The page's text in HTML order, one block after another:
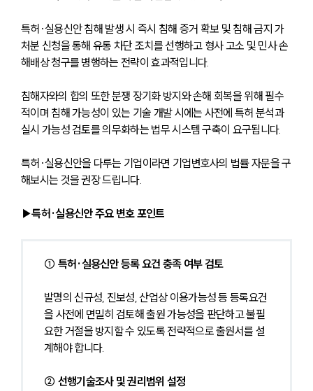
특허·실용신안 침해 발생 시 즉시 침해 증거 확보 및 침해 금지 가
처분 신청을 통해 유통 차단 조치를 선행하고 형사 고소 및 민사 손
해배상 청구를 병행하는 전략이 효과적입니다.
침해자와의 합의 또한 분쟁 장기화 방지와 손해 회복을 위해 필수
적이며 침해 가능성이 있는 기술 개발 시에는 사전에 특허 분석과
실시 가능성 검토를 의무화하는 법무 시스템 구축이 요구됩니다.
특허·실용신안을 다루는 기업이라면 기업변호사의 법률 자문을 구
해보시는 것을 권장 드립니다.
▶특허·실용신안 주요 변호 포인트
① 특허·실용신안 등록 요건 충족 여부 검토
발명의 신규성, 진보성, 산업상 이용가능성 등 등록요건
을 사전에 면밀히 검토해 출원 가능성을 판단하고 불필
요한 거절을 방지할 수 있도록 전략적으로 출원서를 설
계해야 합니다.
② 선행기술조사 및 권리범위 설정